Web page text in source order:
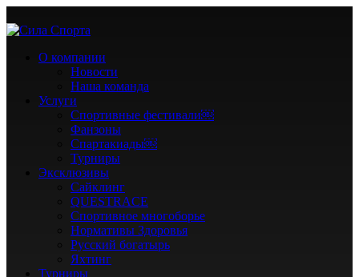
О компании
Новости
Наша команда
Услуги
Спортивные фестивали￼
Фанзоны
Спартакиады￼
Турниры
Эксклюзивы
Сайклинг
QUESTRACE
Спортивное многоборье
Нормативы Здоровья
Русский богатырь
Яхтинг
Турниры